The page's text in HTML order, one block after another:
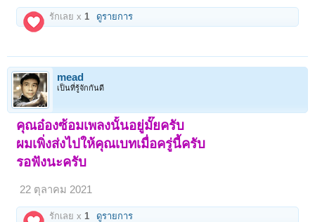
รักเลย x1 ดูรายการ
mead
เป็นที่รู้จักกันดี
คุณอ๋องซ้อมเพลงนั้นอยู่มั๊ยครับ
ผมเพิ่งส่งไปให้คุณเบทเมื่อครู่นี้ครับ
รอฟังนะครับ
22 ตุลาคม 2021
รักเลย x 1 ดูรายการ